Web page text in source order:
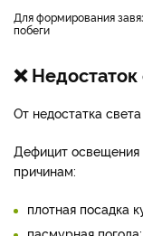
Для формирования завязи необходимо вовремя удалять боковые
побеги
❌
От недостатка
Дефицит освещения
причинам:
плотная посадка